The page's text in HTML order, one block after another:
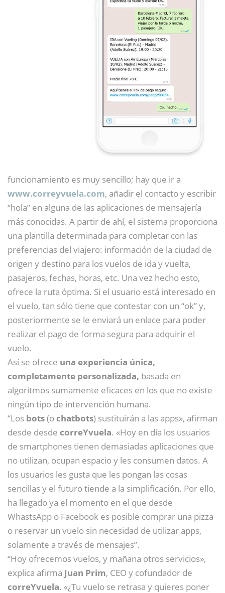
funcionamiento es muy sencillo; hay que ir a
www.correyvuela.com, añadir el contacto y escribir
“hola” en alguna de las aplicaciones de mensajería
más conocidas. A partir de ahí, el sistema proporciona
una plantilla determinada para completar con las
preferencias del viajero: información de la ciudad de
origen y destino para los vuelos de ida y vuelta,
pasajeros, fechas, horas, etc. Una vez hecho esto,
ofrece la ruta óptima. Si el usuario está interesado en
el vuelo, tan sólo tiene que contestar con un “ok” y,
posteriormente se le enviará un enlace para poder
realizar el pago de forma segura para adquirir el
vuelo.
Así se ofrece una experiencia única,
completamente personalizada, basada en
algoritmos sumamente eficaces en los que no existe
ningún tipo de intervención humana.
“Los bots(ochatbots) sustituirán a las apps», afirman
desde desde correYvuela. «Hoy en día los usuarios
de smartphones tienen demasiadas aplicaciones que
no utilizan, ocupan espacio y les consumen datos. A
los usuarios les gusta que les pongan las cosas
sencillas y el futuro tiende a la simplificación. Por ello,
ha llegado ya el momento en el que desde
WhastsApp o Facebook es posible comprar una pizza
o reservar un vuelo sin necesidad de utilizar apps,
solamente a través de mensajes”.
“Hoy ofrecemos vuelos, y mañana otros servicios»,
explica afirma Juan Prim, CEO y cofundador de
correYvuela. «¿Tu vuelo se retrasa y quieres poner